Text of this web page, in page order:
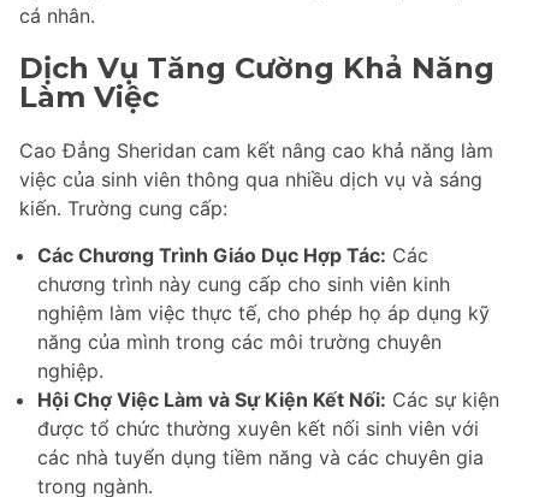
cá nhân.
Dịch Vụ Tăng Cường Khả Năng
Làm Việc
Cao Đẳng Sheridan cam kết nâng cao khả năng làm
việc của sinh viên thông qua nhiều dịch vụ và sáng
kiến. Trường cung cấp:
Các Chương Trình Giáo Dục Hợp Tác: Các
chương trình này cung cấp cho sinh viên kinh
nghiệm làm việc thực tế, cho phép họ áp dụng kỹ
năng của mình trong các môi trường chuyên
nghiệp.
Hội Chợ Việc Làm và Sự Kiện Kết Nối: Các sự kiện
được tổ chức thường xuyên kết nối sinh viên với
các nhà tuyển dụng tiềm năng và các chuyên gia
trong ngành.